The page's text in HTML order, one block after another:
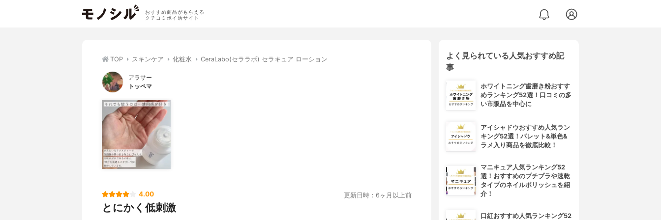
おすすめ商品がもらえる
クチコミポイ活サイト
TOP スキンケア 化粧水 CeraLabo(セララボ) セラキュア ローション
アラサー
トッペマ
4.00 更新日時：6ヶ月以上前
とにかく低刺激
よく見られている人気おすすめ記
事
ホワイトニング歯磨き粉おすす
めランキング52選！口コミの多
い市販品を中心に
アイシャドウおすすめ人気ラン
キング52選！パレット&単色&
ラメ入り商品を徹底比較！
マニキュア人気ランキング52
選！おすすめのプチプラや速乾
タイプのネイルポリッシュを紹
介！
口紅おすすめ人気ランキング52